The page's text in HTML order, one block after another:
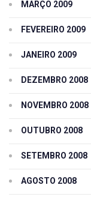
MARÇO 2009
FEVEREIRO 2009
JANEIRO 2009
DEZEMBRO 2008
NOVEMBRO 2008
OUTUBRO 2008
SETEMBRO 2008
AGOSTO 2008